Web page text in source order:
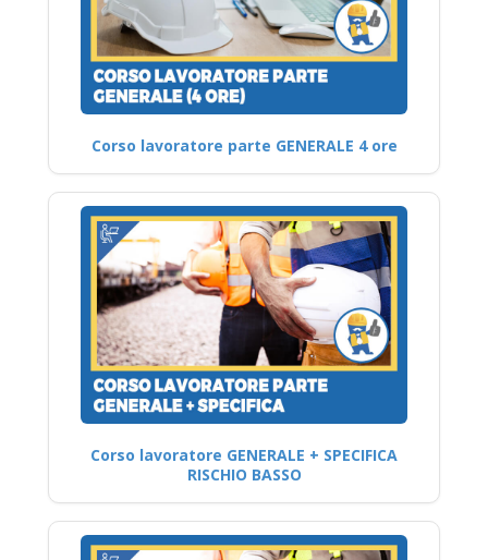
Corso lavoratore parte GENERALE 4 ore
Corso lavoratore GENERALE + SPECIFICA
RISCHIO BASSO